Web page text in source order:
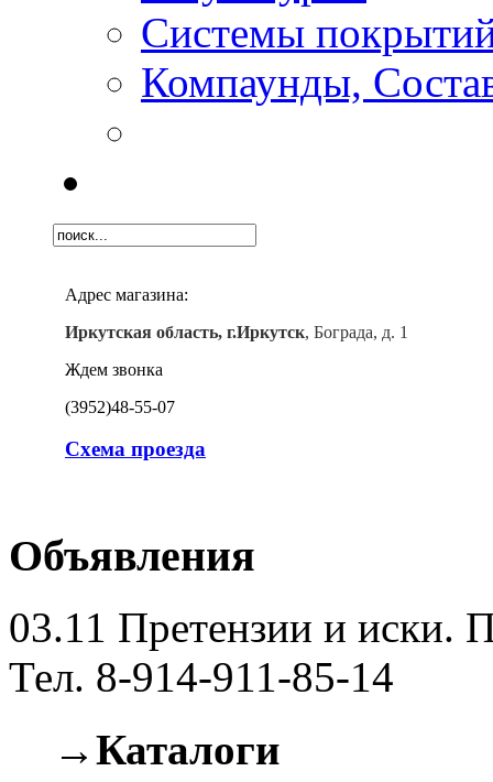
Системы
Компаунды,
Адрес магазина:
Иркутская область, г.Иркутск, Бограда, д. 1
Ждем звонка
(3952)48-55-07
Схема проезда
Объявления
03.11 Претензии и иски.
Тел. 8-914-911-85-14
→Каталоги